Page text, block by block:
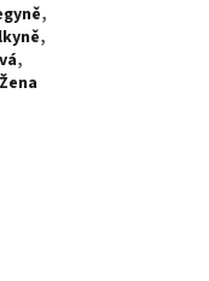
,
,
,
Žena